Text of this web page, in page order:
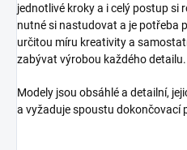
jednotlivé kroky a i celý postup si
nutné si nastudovat a je potřeba
určitou míru kreativity a
zabývat výrobou každého detailu.
Modely jsou obsáhlé a detailní,
a vyžaduje spoustu dokončovací